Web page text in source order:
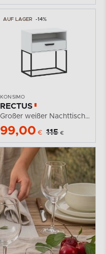
AUF LAGER -14%
KONSIMO
RECTUS
Großer weißer Nachttisch mit Schublade
99,00 € 115 €